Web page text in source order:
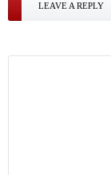
LEAVE A REPLY